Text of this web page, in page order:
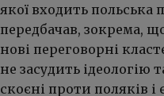
якої входить польська
передбачав, зокрема,
нові переговорні
не засудить ідеологію
скоєні проти поляків